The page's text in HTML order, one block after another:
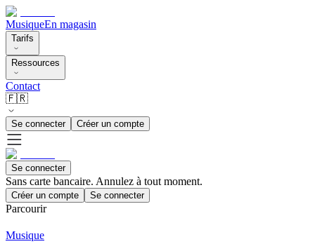
MusiqueEn magasin
Tarifs
Ressources
Contact
🇫🇷
Se connecter Créer un compte
Se connecter
Sans carte bancaire. Annulez à tout moment.
Créer un compte Se connecter
Parcourir
Musique